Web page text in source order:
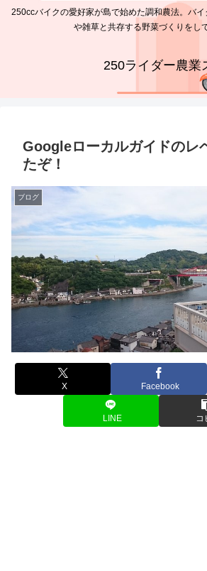
250ccバイクの愛好家が島で始めた調和農法。バ
や雑草と共存する野菜づくりをし
250ライダー農業
Googleローカルガイドのレ
たぞ！
ブログ
X Facebook
LINE コ